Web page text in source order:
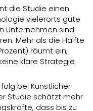
die Studie einen
vielerorts gute
Unternehmen sind
Mehr als die Hälfte
räumt ein,
klare Strategie
bei Künstlicher
Studie schätzt mehr
dass bis zu